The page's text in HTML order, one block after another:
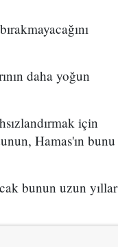
daha yoğun
için
Hamas'ın bunu
bunun uzun yıllar